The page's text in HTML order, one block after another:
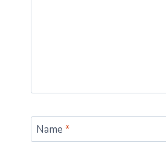
Name *